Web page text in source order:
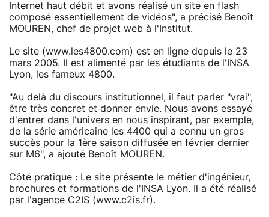
Internet haut débit et avons réalisé un site en flash
composé essentiellement de vidéos", a précisé Benoît
MOUREN, chef de projet web à l'Institut.
Le site (www.les4800.com) est en ligne depuis le 23
mars 2005. Il est alimenté par les étudiants de l'INSA
Lyon, les fameux 4800.
"Au delà du discours institutionnel, il faut parler "vrai",
être très concret et donner envie. Nous avons essayé
d'entrer dans l'univers en nous inspirant, par exemple,
de la série américaine les 4400 qui a connu un gros
succès pour la 1ère saison diffusée en février dernier
sur M6", a ajouté Benoît MOUREN.
Côté pratique : Le site présente le métier d'ingénieur,
brochures et formations de l'INSA Lyon. Il a été réalisé
par l'agence C2IS (www.c2is.fr).